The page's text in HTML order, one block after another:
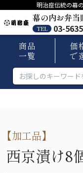
明治座伝統の幕
幕の内お弁当
TEL
03-
商品
一覧
価
で
【加工品】
西京漬け8